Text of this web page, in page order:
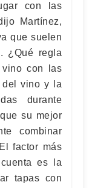
con las
Martínez,
que suelen
¿Qué regla
con las
del vino y la
durante
su mejor
combinar
factor más
es la
tapas con